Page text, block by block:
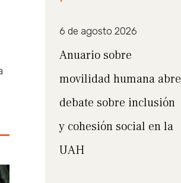
6 de agosto 2026
Anuario sobre
movilidad humana abre
debate sobre inclusión
y cohesión social en la
UAH